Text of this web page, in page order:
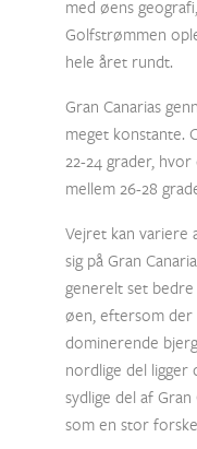
med øens
Golfstrømmen
hele året rundt.
Gran Canarias
meget konstante.
22-24 grader,
mellem 26-28
Vejret kan
sig på Gran
generelt set
øen, eftersom
dominerende
nordlige del ligger
sydlige del af
som en stor